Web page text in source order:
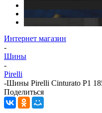
Интернет магазин
-
Шины
-
Pirelli
-Шины Pirelli Cinturato P1
Поделиться